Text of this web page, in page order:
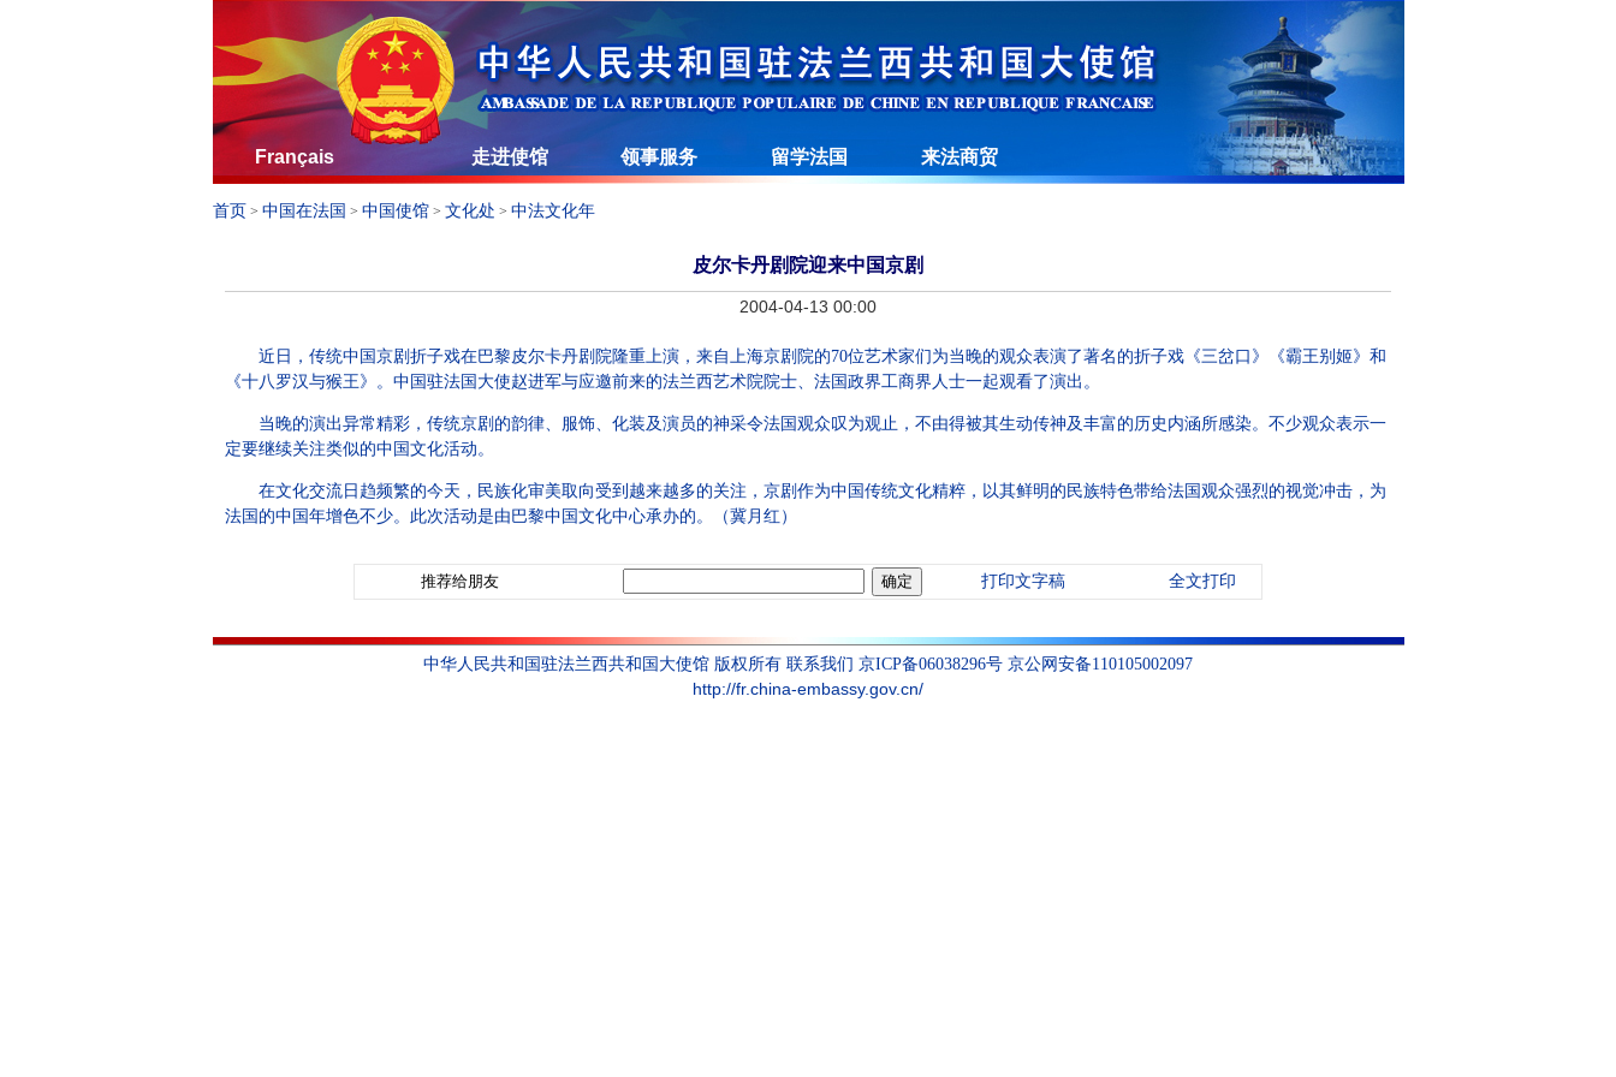
Français 走进使馆 领事服务 留学法国 来法商贸
首页 > 中国在法国 > 中国使馆> 文化处 > 中法文化年
皮尔卡丹剧院迎来中国京剧
2004-04-13 00:00
近日，传统中国京剧折子戏在巴黎皮尔卡丹剧院隆重上演，来自上海京剧院的70位艺术家们为当晚的观众表演了著名的折子戏《三岔口》《霸王别姬》和
《十八罗汉与猴王》。中国驻法国大使赵进军与应邀前来的法兰西艺术院院士、法国政界工商界人士一起观看了演出。
当晚的演出异常精彩，传统京剧的韵律、服饰、化装及演员的神采令法国观众叹为观止，不由得被其生动传神及丰富的历史内涵所感染。不少观众表示一
定要继续关注类似的中国文化活动。
在文化交流日趋频繁的今天，民族化审美取向受到越来越多的关注，京剧作为中国传统文化精粹，以其鲜明的民族特色带给法国观众强烈的视觉冲击，为
法国的中国年增色不少。此次活动是由巴黎中国文化中心承办的。（冀月红）
推荐给朋友 打印文字稿 全文打印
中华人民共和国驻法兰西共和国大使馆 版权所有 联系我们 京ICP备06038296号 京公网安备110105002097
http://fr.china-embassy.gov.cn/